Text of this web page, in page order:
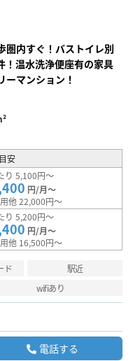
圏内すぐ！バストイレ別
！温水洗浄便座有の家具
ーマンション！
安
り 5,100円～
円/月～
他 22,000円～
り 5,200円～
円/月～
他 16,500円～
ド
駅近
wifiあり
電話する